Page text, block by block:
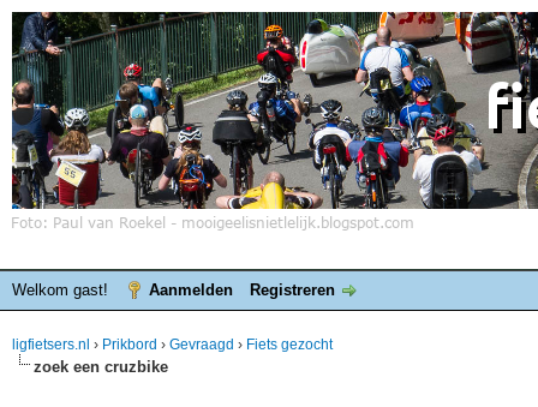
Welkom gast! Aanmelden Registreren
ligfietsers.nl › Prikbord › Gevraagd › Fiets gezocht
zoek een cruzbike